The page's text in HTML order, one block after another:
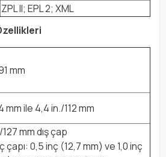
ZPL II; EPL 2; XML
mm
mm ile 4,4 in./112 mm
mm dış çap
çapı: 0,5 inç (12,7 mm) ve 1,0 inç